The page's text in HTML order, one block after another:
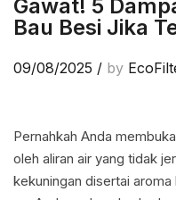
Gawat! 5
Bau Besi Jika
09/08/2025 / by
Pernahkah Anda
oleh aliran air yang tidak
kekuningan disertai